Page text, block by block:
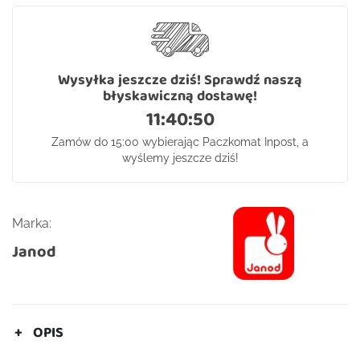
Wysyłka jeszcze dziś! Sprawdź naszą
błyskawiczną dostawę!
11:40:50
Zamów do 15:00 wybierając Paczkomat Inpost, a
wyślemy jeszcze dziś!
Marka:
Janod
OPIS